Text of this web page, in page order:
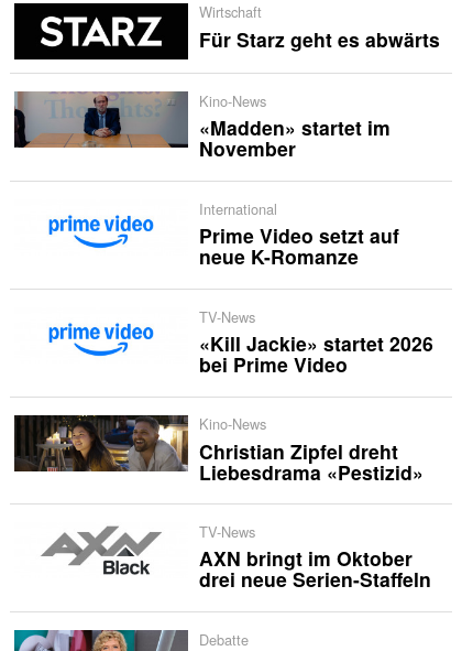
Wirtschaft
Für Starz geht es abwärts
Kino-News
«Madden» startet im
November
International
Prime Video setzt auf
neue K-Romanze
TV-News
«Kill Jackie» startet 2026
bei Prime Video
Kino-News
Christian Zipfel dreht
Liebesdrama «Pestizid»
TV-News
AXN bringt im Oktober
drei neue Serien-Staffeln
Debatte